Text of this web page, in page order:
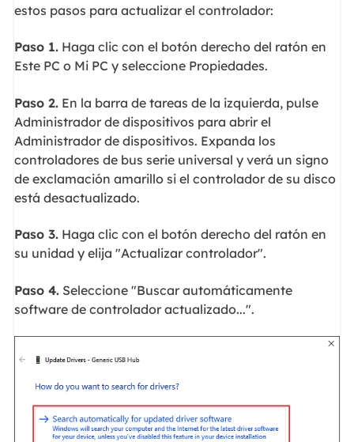
estos pasos para actualizar el controlador:
Paso 1.Haga clic con el botón derecho del ratón en
Este PC o Mi PC y seleccione Propiedades.
Paso 2.En la barra de tareas de la izquierda, pulse
Administrador de dispositivos para abrir el
Administrador de dispositivos. Expanda los
controladores de bus serie universal y verá un signo
de exclamación amarillo si el controlador de su disco
está desactualizado.
Paso 3.Haga clic con el botón derecho del ratón en
su unidad y elija "Actualizar controlador".
Paso 4.Seleccione "Buscar automáticamente
software de controlador actualizado...".